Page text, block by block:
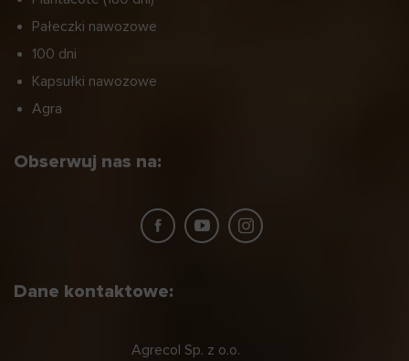
Pałeczki nawozowe
100 dni
Kapsułki nawozowe
Agra
Obserwuj nas na:
Dane kontaktowe:
Agrecol Sp. z o.o.